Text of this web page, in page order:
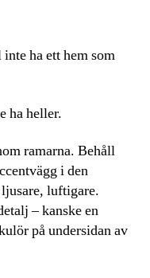
ha ett hem som
ha heller.
ramarna. Behåll
i den
luftigare.
– kanske en
på undersidan av